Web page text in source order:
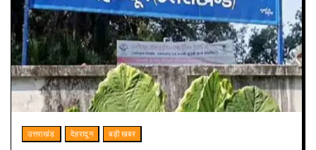
उत्तराखंड देहरादून बड़ी खबर